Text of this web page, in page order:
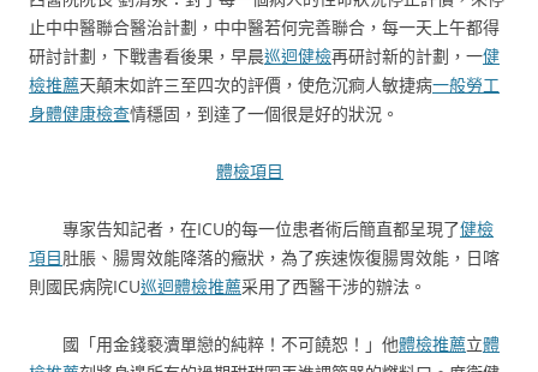
止中中醫聯合醫治計劃，中中醫若何完善聯合，每一天上午都得
研討計劃，下戰書看後果，早晨巡迴健檢再研討新的計劃，一健
檢推薦天顛末如許三至四次的評價，使危沉痾人敏捷病一般勞工
身體健康檢查情穩固，到達了一個很是好的狀況。
體檢項目
專家告知記者，在ICU的每一位患者術后簡直都呈現了健檢
項目肚脹、腸胃效能降落的癥狀，為了疾速恢復腸胃效能，日喀
則國民病院ICU巡迴體檢推薦采用了西醫干涉的辦法。
國「用金錢褻瀆單戀的純粹！不可饒恕！」他體檢推薦立體